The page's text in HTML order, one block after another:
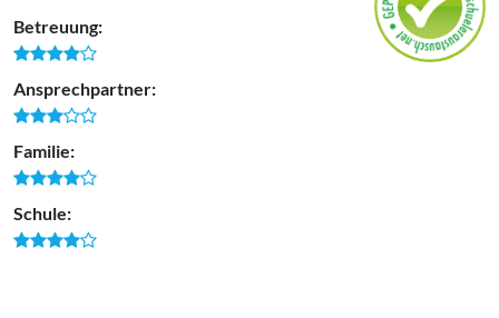
Betreuung:
Ansprechpartner:
Familie:
Schule: